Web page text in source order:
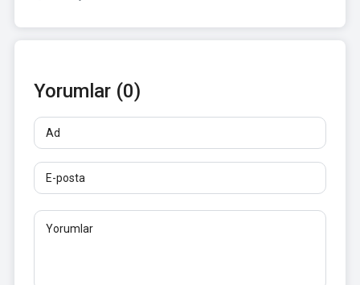
Yorumlar (0)
Ad
E-posta
Yorumlar
En az 10 karakter. Bağlantılara izin verilmez.